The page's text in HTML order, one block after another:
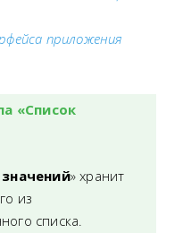
приложения
«Список
» хранит
из
списка.